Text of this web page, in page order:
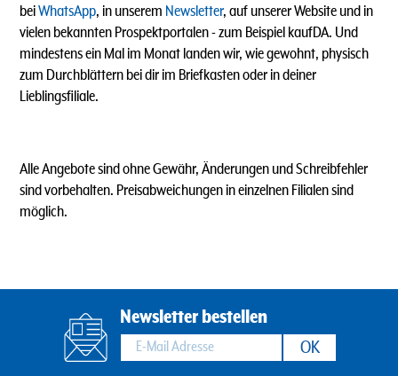
beiWhatsApp, in unserem Newsletter, auf unserer Website und in
vielen bekannten Prospektportalen - zum Beispiel kaufDA. Und
mindestens ein Mal im Monat landen wir, wie gewohnt, physisch
zum Durchblättern bei dir im Briefkasten oder in deiner
Lieblingsfiliale.
Alle Angebote sind ohne Gewähr, Änderungen und Schreibfehler
sind vorbehalten. Preisabweichungen in einzelnen Filialen sind
möglich.
Newsletter bestellen